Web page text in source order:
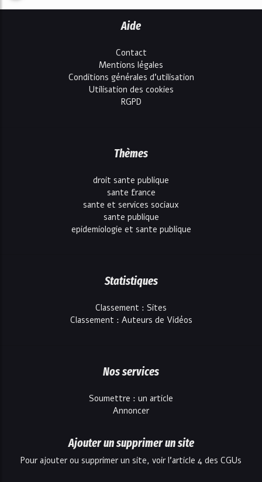
Aide
Contact
Mentions légales
Conditions générales d'utilisation
Utilisation des cookies
RGPD
Thèmes
droit sante publique
sante france
sante et services sociaux
sante publique
epidemiologie et sante publique
Statistiques
Classement : Sites
Classement : Auteurs de Vidéos
Nos services
Soumettre : un article
Annoncer
Ajouter un supprimer un site
Pour ajouter ou supprimer un site, voir l'article 4 des CGUs